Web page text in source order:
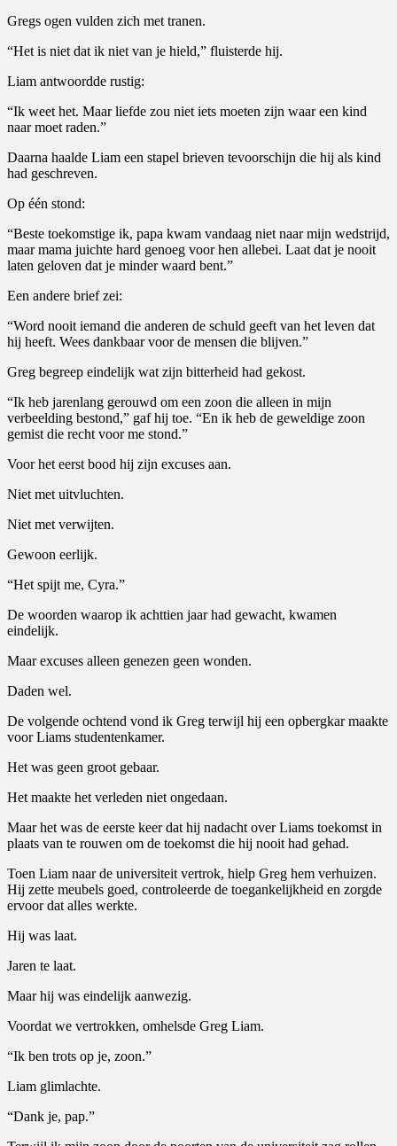
Gregs ogen vulden zich met tranen.
“Het is niet dat ik niet van je hield,” fluisterde hij.
Liam antwoordde rustig:
“Ik weet het. Maar liefde zou niet iets moeten zijn waar een kind
naar moet raden.”
Daarna haalde Liam een stapel brieven tevoorschijn die hij als kind
had geschreven.
Op één stond:
“Beste toekomstige ik, papa kwam vandaag niet naar mijn wedstrijd,
maar mama juichte hard genoeg voor hen allebei. Laat dat je nooit
laten geloven dat je minder waard bent.”
Een andere brief zei:
“Word nooit iemand die anderen de schuld geeft van het leven dat
hij heeft. Wees dankbaar voor de mensen die blijven.”
Greg begreep eindelijk wat zijn bitterheid had gekost.
“Ik heb jarenlang gerouwd om een zoon die alleen in mijn
verbeelding bestond,” gaf hij toe. “En ik heb de geweldige zoon
gemist die recht voor me stond.”
Voor het eerst bood hij zijn excuses aan.
Niet met uitvluchten.
Niet met verwijten.
Gewoon eerlijk.
“Het spijt me, Cyra.”
De woorden waarop ik achttien jaar had gewacht, kwamen
eindelijk.
Maar excuses alleen genezen geen wonden.
Daden wel.
De volgende ochtend vond ik Greg terwijl hij een opbergkar maakte
voor Liams studentenkamer.
Het was geen groot gebaar.
Het maakte het verleden niet ongedaan.
Maar het was de eerste keer dat hij nadacht over Liams toekomst in
plaats van te rouwen om de toekomst die hij nooit had gehad.
Toen Liam naar de universiteit vertrok, hielp Greg hem verhuizen.
Hij zette meubels goed, controleerde de toegankelijkheid en zorgde
ervoor dat alles werkte.
Hij was laat.
Jaren te laat.
Maar hij was eindelijk aanwezig.
Voordat we vertrokken, omhelsde Greg Liam.
“Ik ben trots op je, zoon.”
Liam glimlachte.
“Dank je, pap.”